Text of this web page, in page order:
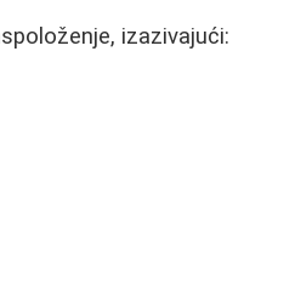
izazivajući: